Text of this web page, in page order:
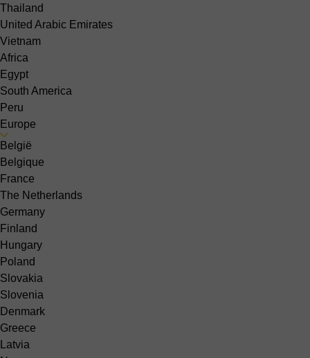
Thailand
United Arabic Emirates
Vietnam
Africa
Egypt
South America
Peru
Europe
België
Belgique
France
The Netherlands
Germany
Finland
Hungary
Poland
Slovakia
Slovenia
Denmark
Greece
Latvia